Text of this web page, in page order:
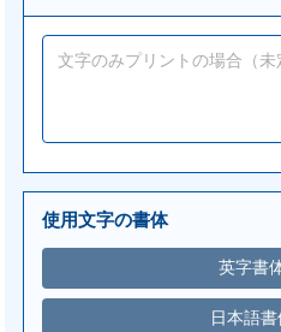
使用文字の書体